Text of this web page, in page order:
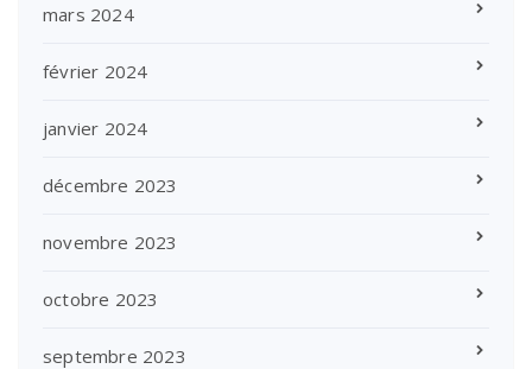
mars 2024
février 2024
janvier 2024
décembre 2023
novembre 2023
octobre 2023
septembre 2023